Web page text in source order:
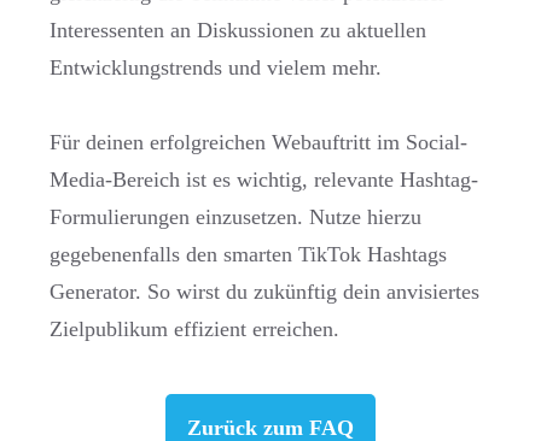
Interessenten an Diskussionen zu aktuellen
Entwicklungstrends und vielem mehr.
Für deinen erfolgreichen Webauftritt im Social-
Media-Bereich ist es wichtig, relevante Hashtag-
Formulierungen einzusetzen. Nutze hierzu
gegebenenfalls den smarten TikTok Hashtags
Generator. So wirst du zukünftig dein anvisiertes
Zielpublikum effizient erreichen.
Zurück zum FAQ